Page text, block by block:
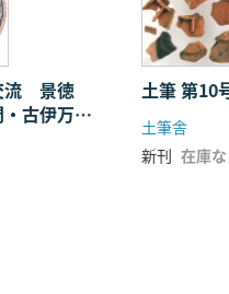
流 景徳
古伊万里
土筆 第10
土筆舎
新刊 在庫